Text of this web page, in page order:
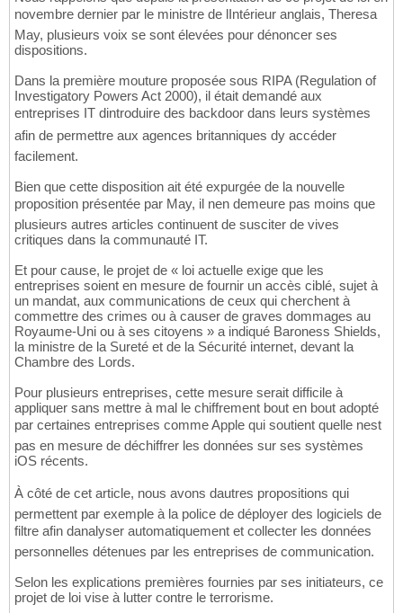
novembre dernier par le ministre de lIntérieur anglais, Theresa
May, plusieurs voix se sont élevées pour dénoncer ses
dispositions.
Dans la première mouture proposée sous RIPA (Regulation of
Investigatory Powers Act 2000), il était demandé aux
entreprises IT dintroduire des backdoor dans leurs systèmes
afin de permettre aux agences britanniques dy accéder
facilement.
Bien que cette disposition ait été expurgée de la nouvelle
proposition présentée par May, il nen demeure pas moins que
plusieurs autres articles continuent de susciter de vives
critiques dans la communauté IT.
Et pour cause, le projet de « loi actuelle exige que les
entreprises soient en mesure de fournir un accès ciblé, sujet à
un mandat, aux communications de ceux qui cherchent à
commettre des crimes ou à causer de graves dommages au
Royaume-Uni ou à ses citoyens » a indiqué Baroness Shields,
la ministre de la Sureté et de la Sécurité internet, devant la
Chambre des Lords.
Pour plusieurs entreprises, cette mesure serait difficile à
appliquer sans mettre à mal le chiffrement bout en bout adopté
par certaines entreprises comme Apple qui soutient quelle nest
pas en mesure de déchiffrer les données sur ses systèmes
iOS récents.
À côté de cet article, nous avons dautres propositions qui
permettent par exemple à la police de déployer des logiciels de
filtre afin danalyser automatiquement et collecter les données
personnelles détenues par les entreprises de communication.
Selon les explications premières fournies par ses initiateurs, ce
projet de loi vise à lutter contre le terrorisme.